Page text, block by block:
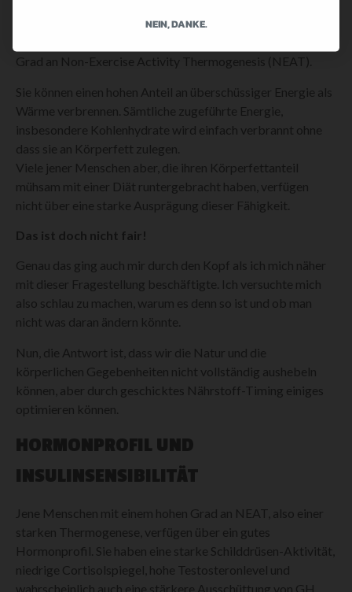
Einige Menschen, vor allem jene vorher beschriebenen,
Grad an Non-Exercise Activity Thermogenesis (NEAT).
Sie können einen hohen Anteil an überschüssiger Energie als
Wärme verbrennen. Sämtliche zugeführte Energie,
insbesondere Kohlenhydrate wird einfach verbrannt ohne
dass sie an Körperfett zulegen.
Viele jener Menschen aber, die ihren Körperfettanteil
mühsam mit einer Diät runtergebracht haben, verfügen
nicht über eine starke Ausprägung dieser Fähigkeit.
Das ist doch nicht fair!
Genau das ging auch mir durch den Kopf als ich mich näher
mit dieser Fragestellung beschäftigte. Ich versuchte mich
also schlau zu machen, warum es denn so ist und ob man
nicht was daran ändern könnte.
Nun, die Antwort ist, dass wir die Natur und die
körperlichen Gegebenheiten nicht vollständig aushebeln
können, aber durch geschicktes Nährstoff-Timing einiges
optimieren können.
HORMONPROFIL UND
INSULINSENSIBILITÄT
Jene Menschen mit einem hohen Grad an NEAT, also einer
starken Thermogenese, verfügen über ein gutes
Hormonprofil. Sie haben eine starke Schilddrüsen-Aktivität,
niedrige Cortisolspiegel, hohe Testosteronlevel und
wahrscheinlich auch eine stärkere Ausschüttung von GH
NEIN, DANKE.